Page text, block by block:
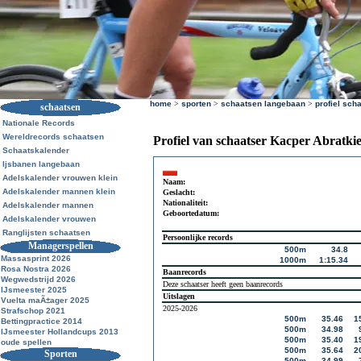
schaatsen
Nationale Records
Wereldrecords schaatsen
Schaatskalender
Ijsbanen langebaan
Adelskalender vrouwen klein
Adelskalender mannen klein
Adelskalender mannen
Adelskalender vrouwen
Ranglijsten schaatsen
Managerspellen
Massasprint 2026
Rosa Nostra 2026
Wegwedstrijd 2026
IJsmeester 2025
Vuelta maÃ±ager 2025
Strafschop 2021
Bettingpractice 2014
IJsmeester Hollandcups 2013
oude spellen
Sporten
home > sporten > schaatsen langebaan > profiel
Profiel van schaatser Kacper
Naam:
Geslacht:
Nationaliteit:
Geboortedatum:
Persoonlijke records
500m
34.8
1000m
1:15.34
Baanrecords
Deze schaatser heeft geen baanrecords
Uitslagen
2025-2026
500m
35.46
500m
34.98
500m
35.40
500m
35.64